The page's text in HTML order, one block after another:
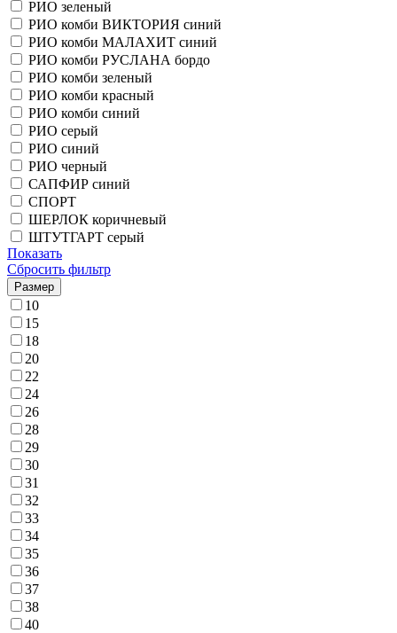
РИО зеленый
РИО комби ВИКТОРИЯ синий
РИО комби МАЛАХИТ синий
РИО комби РУСЛАНА бордо
РИО комби зеленый
РИО комби красный
РИО комби синий
РИО серый
РИО синий
РИО черный
САПФИР синий
СПОРТ
ШЕРЛОК коричневый
ШТУТГАРТ серый
Показать
Сбросить фильтр
Размер
10
15
18
20
22
24
26
28
29
30
31
32
33
34
35
36
37
38
40